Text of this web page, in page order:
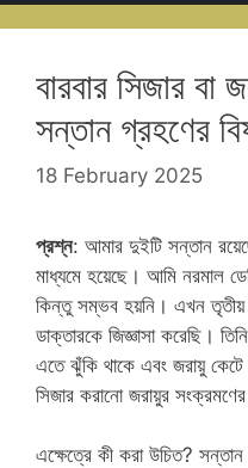
বারবার সিজার
সন্তান গ্রহণের
18 February 2025
প্রশ্ন: আমার দুইটি সন্তান
মাধ্যমে হয়েছে। আমি নরমাল
কিন্তু সম্ভব হয়নি। এখন তৃতীয়
ডাক্তারকে জিজ্ঞাসা করেছি।
এতে ঝুঁকি থাকে এবং জরায়ু কেটে
সিজার করানো জরায়ুর
এক্ষেত্রে কী করা উচিত? সন্তান